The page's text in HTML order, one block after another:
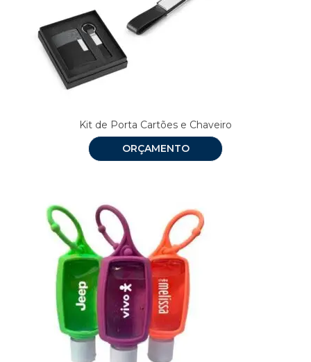
Kit de Porta Cartões e Chaveiro
ORÇAMENTO